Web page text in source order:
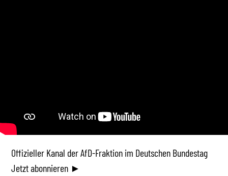
Offizieller Kanal der AfD-Fraktion im Deutschen Bundestag
Jetzt abonnieren ►